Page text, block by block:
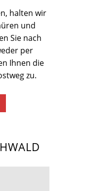
halten wir
und
Sie nach
per
Ihnen die
zu.